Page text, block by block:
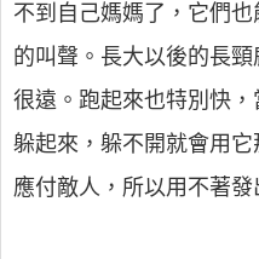
不到自己媽媽了，它們也
的叫聲。長大以後的長
很遠。跑起來也特別快
躲起來，躲不開就會用
應付敵人，所以用不著發